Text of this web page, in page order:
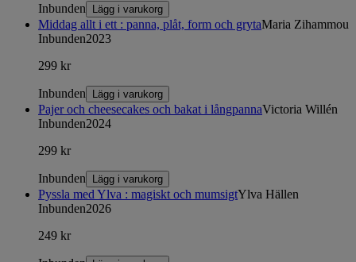
Inbunden Lägg i varukorg
Middag allt i ett : panna, plåt, form och grytaMaria Zihammou
Inbunden2023
299 kr
Inbunden Lägg i varukorg
Pajer och cheesecakes och bakat i långpannaVictoria Willén
Inbunden2024
299 kr
Inbunden Lägg i varukorg
Pyssla med Ylva : magiskt och mumsigtYlva Hällen
Inbunden2026
249 kr